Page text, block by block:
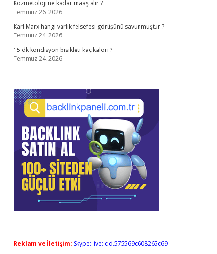
Kozmetoloji ne kadar maaş alır ?
Temmuz 26, 2026
Karl Marx hangi varlık felsefesi görüşünü savunmuştur ?
Temmuz 24, 2026
15 dk kondisyon bisikleti kaç kalori ?
Temmuz 24, 2026
Reklam ve İletişim: Skype: live:.cid.575569c608265c69